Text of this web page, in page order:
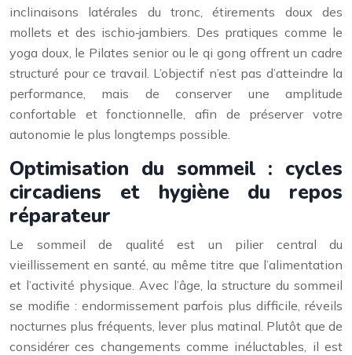
inclinaisons latérales du tronc, étirements doux des
mollets et des ischio‑jambiers. Des pratiques comme le
yoga doux, le Pilates senior ou le qi gong offrent un cadre
structuré pour ce travail. L’objectif n’est pas d’atteindre la
performance, mais de conserver une amplitude
confortable et fonctionnelle, afin de préserver votre
autonomie le plus longtemps possible.
Optimisation du sommeil : cycles
circadiens et hygiène du repos
réparateur
Le sommeil de qualité est un pilier central du
vieillissement en santé, au même titre que l’alimentation
et l’activité physique. Avec l’âge, la structure du sommeil
se modifie : endormissement parfois plus difficile, réveils
nocturnes plus fréquents, lever plus matinal. Plutôt que de
considérer ces changements comme inéluctables, il est